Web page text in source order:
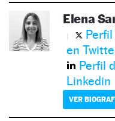
Elena
en
Perfil
Linkedin
VER